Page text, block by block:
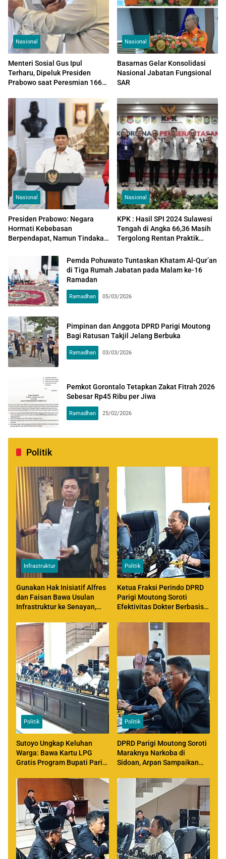
Nasional
Menteri Sosial Gus Ipul
Terharu, Dipeluk Presiden
Prabowo saat Peresmian 166
Nasional
Basarnas Gelar Konsolidasi
Nasional Jabatan Fungsional
SAR
Nasional
Presiden Prabowo: Negara
Hormati Kebebasan
Berpendapat, Namun Tindakan
Nasional
KPK : Hasil SPI 2024 Sulawesi
Tengah di Angka 66,36 Masih
Tergolong Rentan Praktik
Manajemen SDM
Pemda Pohuwato Tuntaskan Khatam Al-Qur’an
di Tiga Rumah Jabatan pada Malam ke-16
Ramadan
Ramadhan 05/03/2026
Pimpinan dan Anggota DPRD Parigi Moutong
Bagi Ratusan Takjil Jelang Berbuka
Ramadhan 03/03/2026
Pemkot Gorontalo Tetapkan Zakat Fitrah 2026
Sebesar Rp45 Ribu per Jiwa
Ramadhan 25/02/2026
Politik
Infrastruktur
Gunakan Hak Inisiatif Alfres
dan Faisan Bawa Usulan
Infrastruktur ke Senayan,
RI
Politik
Ketua Fraksi Perindo DPRD
Parigi Moutong Soroti
Efektivitas Dokter Berbasis
Politik
Sutoyo Ungkap Keluhan
Warga: Bawa Kartu LPG
Gratis Program Bupati Parigi
Bayar
Politik
DPRD Parigi Moutong Soroti
Maraknya Narkoba di
Sidoan, Arpan Sampaikan